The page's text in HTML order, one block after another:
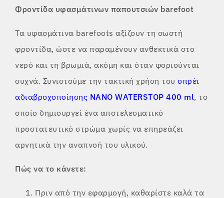
Φροντίδα υφασμάτινων παπουτσιών barefoot
Τα υφασμάτινα barefoots αξίζουν τη σωστή
φροντίδα, ώστε να παραμένουν ανθεκτικά στο
νερό και τη βρωμιά, ακόμη και όταν φοριούνται
συχνά. Συνιστούμε την τακτική χρήση του σπρέι
αδιαβροχοποίησης NANO WATERSTOP 400 ml, το
οποίο δημιουργεί ένα αποτελεσματικό
προστατευτικό στρώμα χωρίς να επηρεάζει
αρνητικά την αναπνοή του υλικού.
Πώς να το κάνετε:
Πριν από την εφαρμογή, καθαρίστε καλά τα